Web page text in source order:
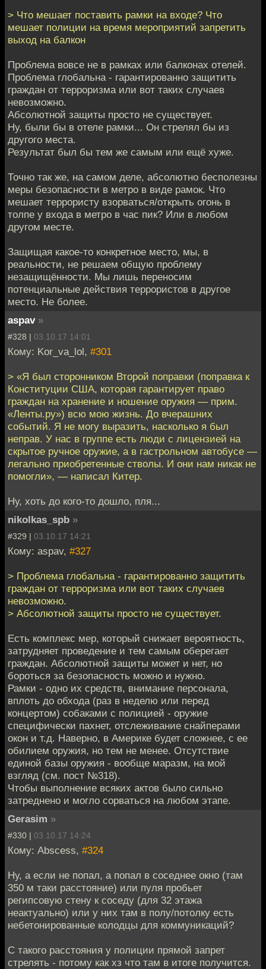
> Что мешает поставить рамки на входе? Что
мешает полиции на время мероприятий запретить
выход на балкон
Проблема вовсе не в рамках или балконах отелей.
Проблема глобальна - гарантированно защитить
граждан от терроризма или вот таких случаев
невозможно.
Абсолютной защиты просто не существует.
Ну, были бы в отеле рамки... Он стрелял бы из
другого места.
Результат был бы тем же самым или ещё хуже.
Точно так же, на самом деле, абсолютно бесполезны
меры безопасности в метро в виде рамок. Что
мешает террористу взорваться/открыть огонь в
толпе у входа в метро в час пик? Или в любом
другом месте.
Защищая какое-то конкретное место, мы, в
реальности, не решаем общую проблему
незащищённости. Мы лишь переносим
потенциальные действия террористов в другое
место. Не более.
aspav »
#328 | 03.10.17 14:01
Кому: Kor_va_lol, #301
> «Я был сторонником Второй поправки (поправка к
Конституции США, которая гарантирует право
граждан на хранение и ношение оружия — прим.
«Ленты.ру») всю мою жизнь. До вчерашних
событий. Я не могу выразить, насколько я был
неправ. У нас в группе есть люди с лицензией на
скрытое ручное оружие, а в гастрольном автобусе —
легально приобретенные стволы. И они нам никак не
помогли», — написал Китер.
Ну, хоть до кого-то дошло, пля...
nikolkas_spb »
#329 | 03.10.17 14:21
Кому: aspav, #327
> Проблема глобальна - гарантированно защитить
граждан от терроризма или вот таких случаев
невозможно.
> Абсолютной защиты просто не существует.
Есть комплекс мер, который снижает вероятность,
затрудняет проведение и тем самым оберегает
граждан. Абсолютной защиты может и нет, но
бороться за безопасность можно и нужно.
Рамки - одно их средств, внимание персонала,
вплоть до обхода (раз в неделю или перед
концертом) собаками с полицией - оружие
специфически пахнет, отслеживание снайперами
окон и т.д. Наверно, в Америке будет сложнее, с ее
обилием оружия, но тем не менее. Отсутствие
единой базы оружия - вообще маразм, на мой
взгляд (см. пост №318).
Чтобы выполнение всяких актов было сильно
затреднено и могло сорваться на любом этапе.
Gerasim »
#330 | 03.10.17 14:24
Кому: Abscess, #324
Ну, а если не попал, а попал в соседнее окно (там
350 м таки расстояние) или пуля пробьет
регипсовую стену к соседу (для 32 этажа
неактуально) или у них там в полу/потолку есть
небетонированные колодцы для коммуникаций?
С такого расстояния у полиции прямой запрет
стрелять - потому как хз что там в итоге получится.